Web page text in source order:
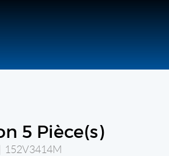
5 Pièce(s)
152V3414M